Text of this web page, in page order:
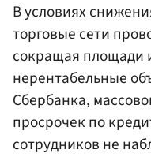
В условиях
торговые сети
сокращая площади
нерентабельные
Сбербанка,
просрочек по
сотрудников не